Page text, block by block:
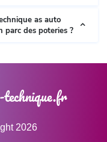
as auto
parc des poteries ?
2026